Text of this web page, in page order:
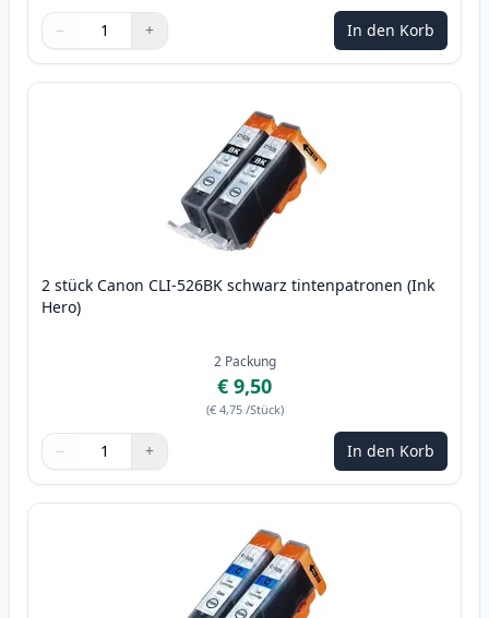
Menge
Verwenden Sie die Tasten, um anzupassen
− +
Menge 1 In den Korb
2 stück Canon CLI-526BK schwarz tintenpatronen (Ink
Hero)
2 Packung
€ 9,50
(€ 4,75 /Stück)
Menge
Verwenden Sie die Tasten, um anzupassen
− +
Menge 1 In den Korb